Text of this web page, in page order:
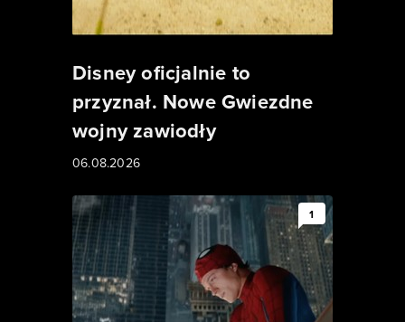
Disney oficjalnie to
przyznał. Nowe Gwiezdne
wojny zawiodły
06.08.2026
1